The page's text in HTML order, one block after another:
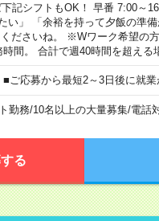
記シフトもOK！ 早番 7:00～
い」 「余裕を持って夕飯の準
ださいね。 ※Wワーク希望の
間。 合計で週40時間を超える
応募から最短2～3日後に就業
勤務/10名以上の大量募集/電話
る